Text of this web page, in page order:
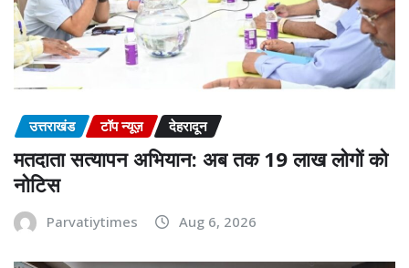
उत्तराखंड टॉप न्यूज़ देहरादून
मतदाता सत्यापन अभियान: अब तक 19 लाख लोगों को
नोटिस
Parvatiytimes Aug 6, 2026